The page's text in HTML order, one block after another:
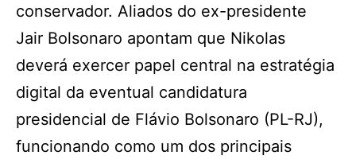
conservador. Aliados do ex-presidente
Jair Bolsonaro apontam que Nikolas
deverá exercer papel central na estratégia
digital da eventual candidatura
presidencial de Flávio Bolsonaro (PL-RJ),
funcionando como um dos principais